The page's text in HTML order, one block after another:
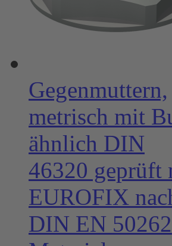
Gegenmuttern,
metrisch mit
ähnlich DIN
46320 geprüft
EUROFIX
DIN EN 50262